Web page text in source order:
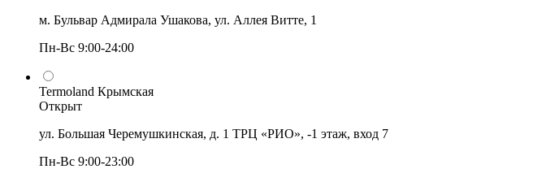
м. Бульвар Адмирала Ушакова, ул. Аллея Витте, 1
Пн-Вс 9:00-24:00
Termoland Крымская
Открыт
ул. Большая Черемушкинская, д. 1 ТРЦ «РИО», -1 этаж, вход 7
Пн-Вс 9:00-23:00